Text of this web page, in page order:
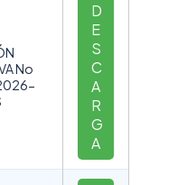
No
D
E
S
C
A
R
G
A